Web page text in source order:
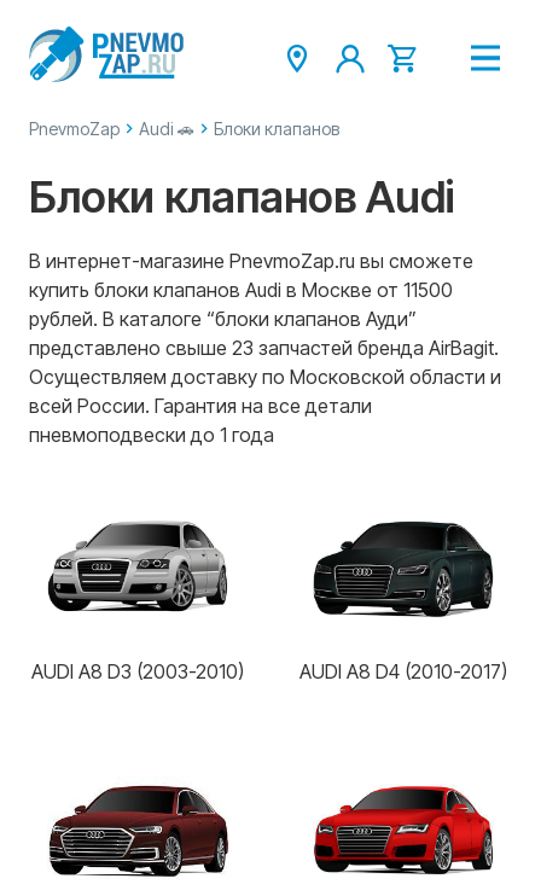
PnevmoZap Audi 🚗 Блоки клапанов
Блоки клапанов Audi
В интернет-магазине PnevmoZap.ru вы сможете
купить блоки клапанов Audi в Москве от 11500
рублей. В каталоге “блоки клапанов Ауди”
представлено свыше 23 запчастей бренда AirBagit.
Осуществляем доставку по Московской области и
всей России. Гарантия на все детали
пневмоподвески до 1 года
AUDI A8 D3 (2003-2010) AUDI A8 D4 (2010-2017)